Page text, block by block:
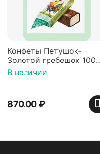
Конфеты Петушок-
Золотой гребешок 1000
гр Красный Октябрь
В наличии
870.00₽